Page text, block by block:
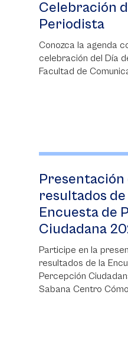
Celebración
Periodista
Conozca la agenda
celebración del Día
Facultad de
Presentación
resultados de
Encuesta de
Ciudadana
Participe en la
resultados de la
Percepción
Sabana Centro